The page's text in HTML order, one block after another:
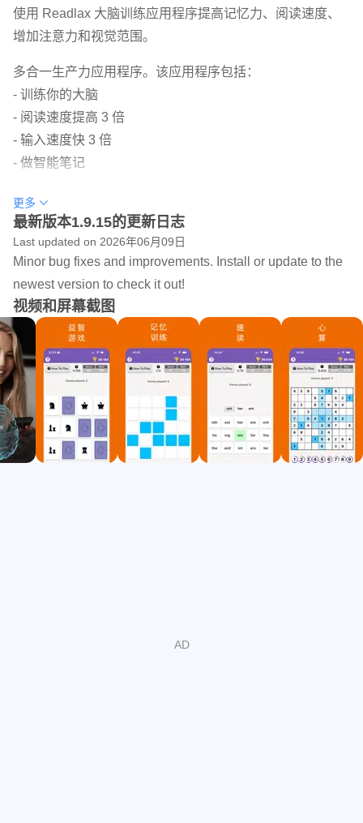
使用 Readlax 大脑训练应用程序提高记忆力、阅读速度、
增加注意力和视觉范围。
多合一生产力应用程序。该应用程序包括：
- 训练你的大脑
- 阅读速度提高 3 倍
- 输入速度快 3 倍
- 做智能笔记
Readlax 提供在线脑力游戏和锻炼。该应用程序包括：
- 记忆力训练
- 速读
- 专注和专注
- 周边视觉
来自 EducationalAppStore 的 5 颗星：
"Readlax: Brain Games 是迄今为止我们见过的最好的速读
和大脑训练应用程序之一。它不仅具有用户友好的平台和各
种功能，该应用程序还鼓励您阅读和提高词汇量保持你的大
脑超级敏锐。Readlax：The EducationalAppStore.com 强
烈推荐益智游戏”
更多
最新版本1.9.15的更新日志
Last updated on 2026年06月09日
Minor bug fixes and improvements. Install or update to the
newest version to check it out!
视频和屏幕截图